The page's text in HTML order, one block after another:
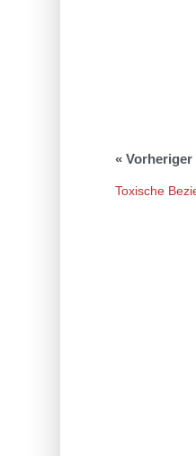
Toxische